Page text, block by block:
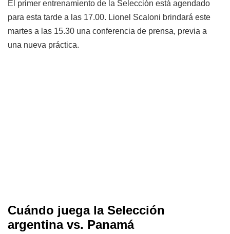
El primer entrenamiento de la Selección está agendado
para esta tarde a las 17.00. Lionel Scaloni brindará este
martes a las 15.30 una conferencia de prensa, previa a
una nueva práctica.
Cuándo juega la Selección
argentina vs. Panamá